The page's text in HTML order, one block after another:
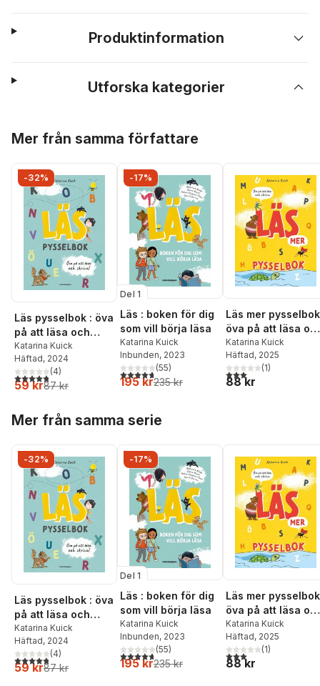
Produktinformation
Utforska kategorier
Mer från samma författare
-32%
Läs pysselbok : öva
på att läsa och
skriva
Katarina Kuick
Häftad, 2024
4,8utav 5 stjärnor. Totalt antal röster:
(4)
59 kr87 kr
-17%
Del 1
Läs : boken för dig
som vill börja läsa
Katarina Kuick
Inbunden, 2023
4,7utav 5 stjärnor. Totalt antal röster:
(55)
195 kr235 kr
Läs mer
öva på att läsa
skriva
Katarina Kuick
Häftad, 2025
3,0utav 5 stjärnor.
(1)
88 kr
Mer från samma serie
-32%
Läs pysselbok : öva
på att läsa och
skriva
Katarina Kuick
Häftad, 2024
4,8utav 5 stjärnor. Totalt antal röster:
(4)
59 kr87 kr
-17%
Del 1
Läs : boken för dig
som vill börja läsa
Katarina Kuick
Inbunden, 2023
4,7utav 5 stjärnor. Totalt antal röster:
(55)
195 kr235 kr
Läs mer
öva på att läsa
skriva
Katarina Kuick
Häftad, 2025
3,0utav 5 stjärnor.
(1)
88 kr